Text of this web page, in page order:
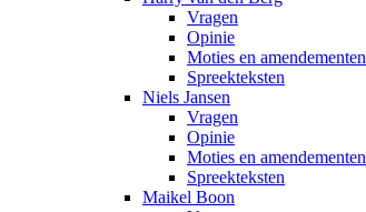
Vragen
Opinie
Moties en amendementen
Spreekteksten
Niels Jansen
Vragen
Opinie
Moties en amendementen
Spreekteksten
Maikel Boon